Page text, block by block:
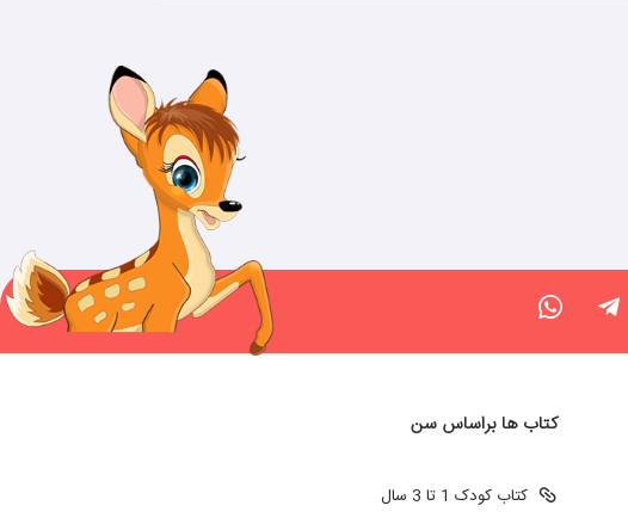
کتاب ها براساس سن
کتاب کودک 1 تا 3 سال